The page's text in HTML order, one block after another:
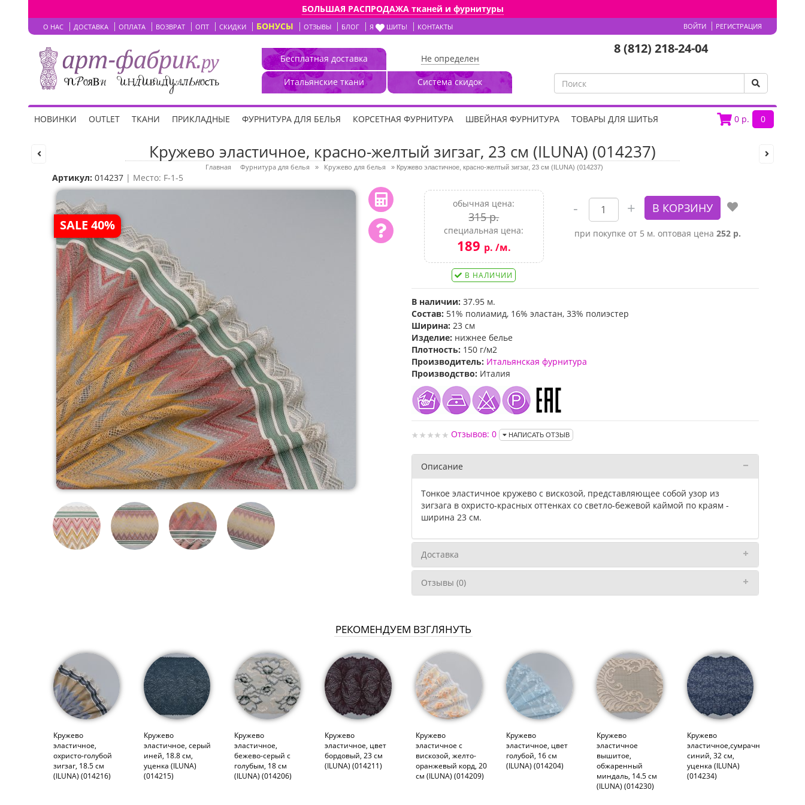
БОЛЬШАЯ РАСПРОДАЖА тканей и фурнитуры
О НАС ДОСТАВКА ОПЛАТА ВОЗВРАТ ОПТ СКИДКИ БОНУСЫ ОТЗЫВЫ БЛОГ Я ШИТЬ! КОНТАКТЫ ВОЙТИ РЕГИСТРАЦИЯ
Бесплатная доставка
Итальянские ткани
Не определен
Система скидок
8 (812) 218-24-04
0 р. 0
НОВИНКИ OUTLET ТКАНИ ПРИКЛАДНЫЕ ФУРНИТУРА ДЛЯ БЕЛЬЯ КОРСЕТНАЯ ФУРНИТУРА ШВЕЙНАЯ ФУРНИТУРА ТОВАРЫ ДЛЯ ШИТЬЯ
Кружево эластичное, красно-желтый зигзаг, 23 см (ILUNA) (014237)
Главная Фурнитура для белья » Кружево для белья » Кружево эластичное, красно-желтый зигзаг, 23 см (ILUNA) (014237)
Артикул: 014237 | Место: F-1-5
SALE 40%
обычная цена:
315 р.
специальная цена:
189 р. /м.
В НАЛИЧИИ
при покупке от 5 м. оптовая цена 252 р.
В наличии: 37.95 м.
Состав: 51% полиамид, 16% эластан, 33% полиэстер
Ширина: 23 см
Изделие: нижнее белье
Плотность: 150 г/м2
Производитель: Итальянская фурнитура
Производство: Италия
Отзывов: 0 НАПИСАТЬ ОТЗЫВ
Описание
Тонкое эластичное кружево с вискозой, представляющее собой узор из
зигзага в охристо-красных оттенках со светло-бежевой каймой по краям -
ширина 23 см.
Доставка
Отзывы (0)
РЕКОМЕНДУЕМ ВЗГЛЯНУТЬ
Кружево
эластичное,
охристо-голубой
зигзаг, 18.5 см
(ILUNA) (014216)
Кружево
эластичное, серый
иней, 18.8 см,
уценка (ILUNA)
(014215)
Кружево
эластичное,
бежево-серый с
голубым, 18 см
(ILUNA) (014206)
Кружево
эластичное, цвет
бордовый, 23 см
(ILUNA) (014211)
Кружево
эластичное с
вискозой, желто-
оранжевый корд, 20
см (ILUNA) (014209)
Кружево
эластичное, цвет
голубой, 16 см
(ILUNA) (014204)
Кружево
эластичное
вышитое,
обжаренный
миндаль, 14.5 см
(ILUNA) (014230)
Кружево
эластичное,сумрачно-
синий, 32 см,
уценка (ILUNA)
(014234)